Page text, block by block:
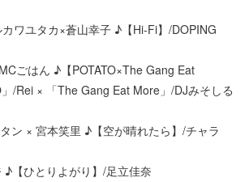
ワユタカ×蒼山幸子 ♪【Hi-Fi】/DOPING
ごはん ♪【POTATO×The Gang Eat
/Rei × 「The Gang Eat More」/DJみそしる
ン × 宮本笑里 ♪【空が晴れたら】/チャラ
♪【ひとりよがり】/足立佳奈